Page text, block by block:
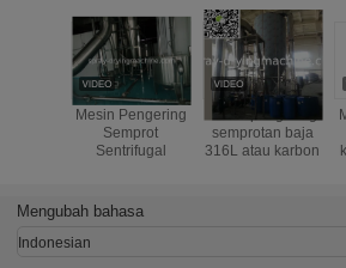
Mesin Pengering
Semprot
Sentrifugal
semprotan baja
316L atau karbon
Mengubah bahasa
Indonesian